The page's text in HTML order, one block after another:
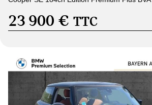
23 900 € TTC